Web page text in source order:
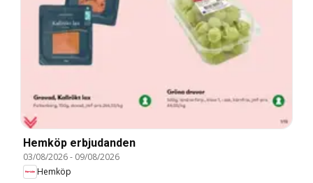
Hemköp erbjudanden
03/08/2026- 09/08/2026
Hemköp